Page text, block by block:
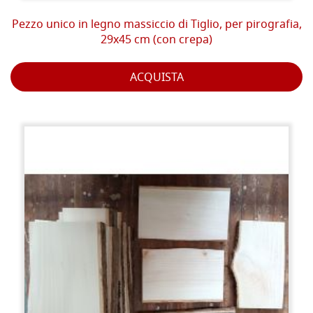
Pezzo unico in legno massiccio di Tiglio, per pirografia,
29x45 cm (con crepa)
ACQUISTA